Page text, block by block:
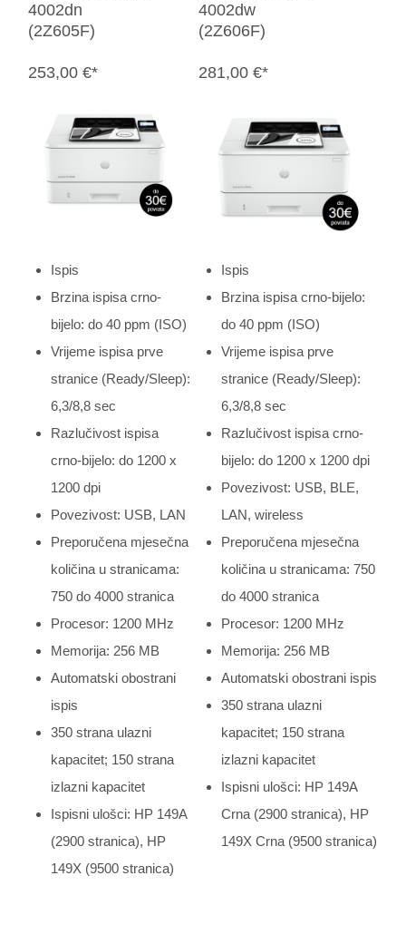
4002dn
(2Z605F)
253,00 €*
4002dw
(2Z606F)
281,00 €*
Ispis
Brzina ispisa crno-
bijelo: do 40 ppm (ISO)
Vrijeme ispisa prve
stranice (Ready/Sleep):
6,3/8,8 sec
Razlučivost ispisa
crno-bijelo: do 1200 x
1200 dpi
Povezivost: USB, LAN
Preporučena mjesečna
količina u stranicama:
750 do 4000 stranica
Procesor: 1200 MHz
Memorija: 256 MB
Automatski obostrani
ispis
350 strana ulazni
kapacitet; 150 strana
izlazni kapacitet
Ispisni ulošci: HP 149A
(2900 stranica), HP
149X (9500 stranica)
Ispis
Brzina ispisa crno-bijelo:
do 40 ppm (ISO)
Vrijeme ispisa prve
stranice (Ready/Sleep):
6,3/8,8 sec
Razlučivost ispisa crno-
bijelo: do 1200 x 1200 dpi
Povezivost: USB, BLE,
LAN, wireless
Preporučena mjesečna
količina u stranicama: 750
do 4000 stranica
Procesor: 1200 MHz
Memorija: 256 MB
Automatski obostrani ispis
350 strana ulazni
kapacitet; 150 strana
izlazni kapacitet
Ispisni ulošci: HP 149A
Crna (2900 stranica), HP
149X Crna (9500 stranica)